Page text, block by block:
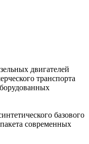
двигателей
транспорта
базового
современных